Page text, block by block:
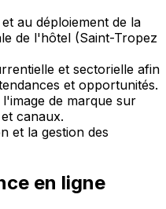
au déploiement de la
de l'hôtel (Saint-Tropez
et sectorielle afin
et opportunités.
de marque sur
canaux.
et la gestion des
en ligne